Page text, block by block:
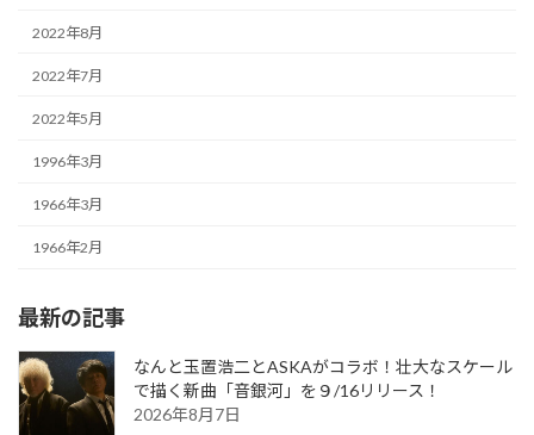
2022年8月
2022年7月
2022年5月
1996年3月
1966年3月
1966年2月
最新の記事
なんと玉置浩二とASKAがコラボ！壮大なスケール
で描く新曲「音銀河」を９/16リリース！
2026年8月7日